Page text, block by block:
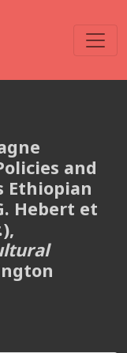
and
Ethiopian
Hebert et